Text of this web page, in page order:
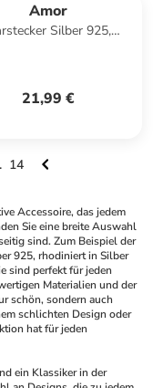
Amor
Silber 925,
21,99 €
14
Accessoire, das jedem
Sie eine breite Auswahl
sind. Zum Beispiel der
925, rhodiniert in Silber
sind perfekt für jeden
Materialien und der
schön, sondern auch
schlichten Design oder
hat für jeden
ein Klassiker in der